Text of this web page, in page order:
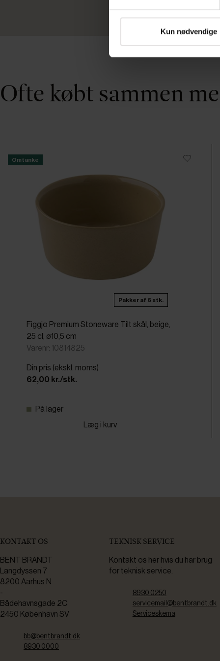
Kun nødvendige
Ofte købt sammen
Omtanke
Pakker af 6 stk.
Figgjo Premium Stoneware Tilt skål, beige,
25 cl, ø10,5 cm
Varenr: 10814825
Din pris (ekskl. moms)
62,00 kr./stk.
På lager
Læg i kurv
KONTAKT OS
BENT BRANDT
Langdyssen 7
8200 Aarhus N
-
Bådehavnsgade 2C
2450 København SV
bb@bentbrandt.dk
8930 0000
TEKNISK SERVICE
Kontakt os her hvis du har brug
for teknisk service.
8930 0250
servicemail@bentbrandt.dk
Serviceskema